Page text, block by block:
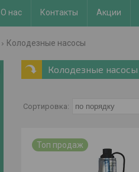
О нас Контакты Акции
Колодезные насосы
Колодезные насосы
Топ продаж